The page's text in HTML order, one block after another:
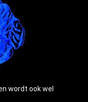
wordt ook wel